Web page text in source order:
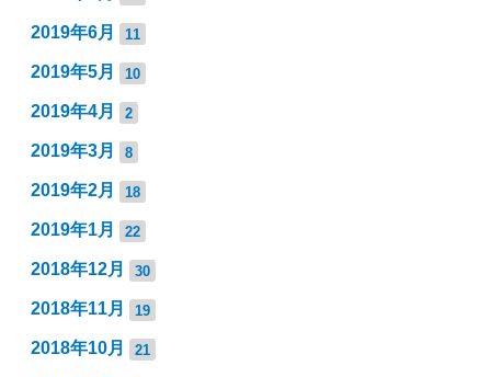
2019年6月 11
2019年5月 10
2019年4月 2
2019年3月 8
2019年2月 18
2019年1月 22
2018年12月 30
2018年11月 19
2018年10月 21